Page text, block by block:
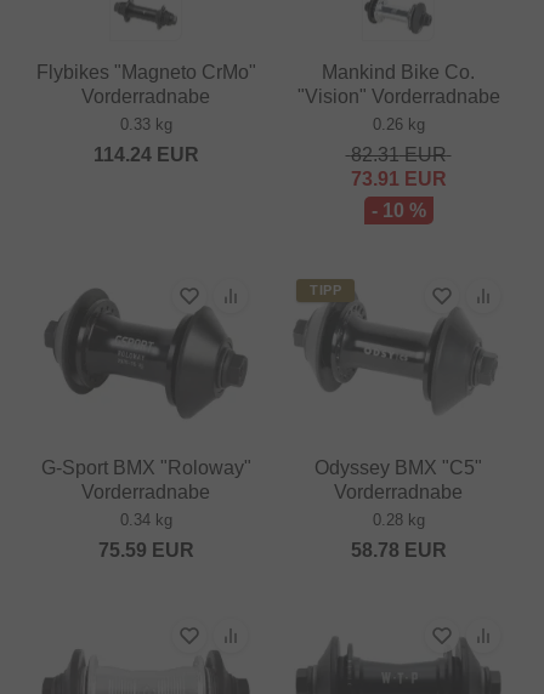
Flybikes "Magneto CrMo"
Vorderradnabe
0.33 kg
114.24EUR
Mankind Bike Co.
"Vision" Vorderradnabe
0.26 kg
82.31EUR
73.91 EUR
- 10 %
G-Sport BMX "Roloway"
Vorderradnabe
0.34 kg
75.59 EUR
TIPP
Odyssey BMX "C5"
Vorderradnabe
0.28 kg
58.78 EUR